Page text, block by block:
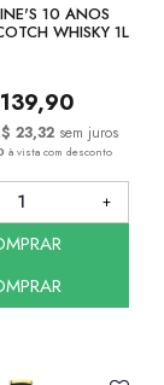
10 ANOS
WHISKY 1L
139,90
23,32 sem juros
à vista com desconto